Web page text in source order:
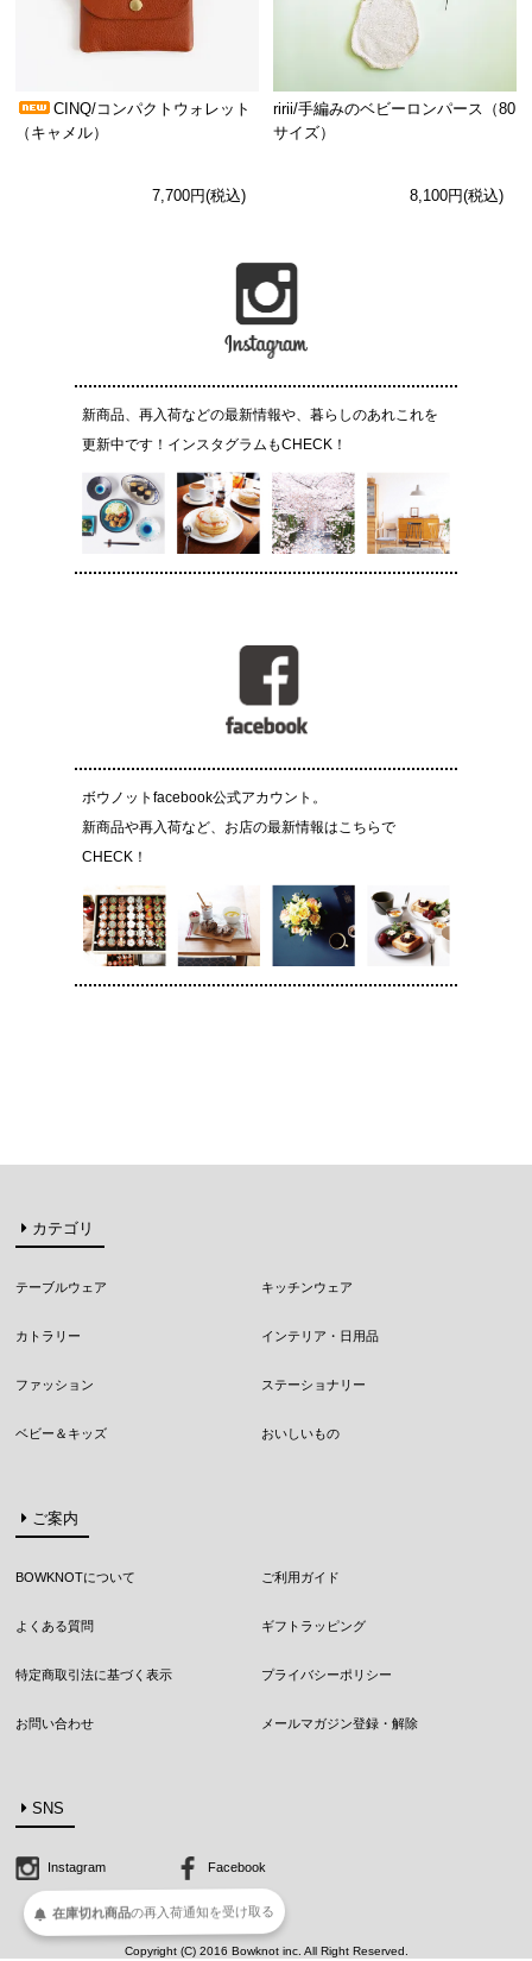
CINQ/コンパクトウォレット
（キャメル）
7,700円(税込)
ririi/手編みのベビーロンパース（80
サイズ）
8,100円(税込)
新商品、再入荷などの最新情報や、暮らしのあれこれを
更新中です！インスタグラムもCHECK！
ボウノットfacebook公式アカウント。
新商品や再入荷など、お店の最新情報はこちらで
CHECK！
カテゴリ
テーブルウェア キッチンウェア
カトラリー インテリア・日用品
ファッション ステーショナリー
ベビー＆キッズ おいしいもの
ご案内
BOWKNOTについて ご利用ガイド
よくある質問 ギフトラッピング
特定商取引法に基づく表示 プライバシーポリシー
お問い合わせ メールマガジン登録・解除
SNS
Instagram Facebook
Copyright (C) 2016 Bowknot inc. All Right Reserved.
在庫切れ商品の再入荷通知を受け取る